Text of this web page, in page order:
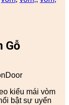
Gỗ
kiểu mái vòm
bật sự uyển